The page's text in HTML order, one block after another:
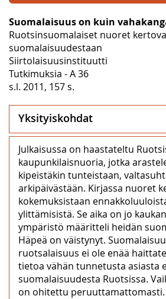
Suomalaisuus on kuin
Ruotsinsuomalaiset nuoret
suomalaisuudestaan
Siirtolaisuusinstituutti
Tutkimuksia - A 36
s.l. 2011, 157 s.
Yksityiskohdat
Julkaisussa on haastateltu
kaupunkilaisnuoria, jotka
kipeistäkin tunteistaan,
arkipäivästään. Kirjassa nuoret
kokemuksistaan
ylittämisistä. Se aika on jo
ympäristö määritteli heidän
Häpeä on väistynyt.
ruotsalaisuus ei ole enää
tietoa vähän tunnetusta asiasta
suomalaisuudesta Ruotsissa.
on ohitettu peruuttamattomasti.